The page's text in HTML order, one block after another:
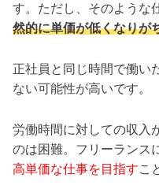
す。ただし、そのような
然的に単価が低くなりが
正社員と同じ時間で働い
ない可能性が高いです。
労働時間に対しての収入
のは困難。フリーランス
高単価な仕事を目指すこ